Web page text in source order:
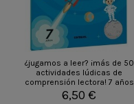
¿jugamos a leer? ¡más de 50
actividades lúdicas de
comprensión lectora! 7 años
6,50 €